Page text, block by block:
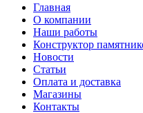
Главная
О компании
Наши работы
Конструктор
Новости
Статьи
Оплата и доставка
Магазины
Контакты